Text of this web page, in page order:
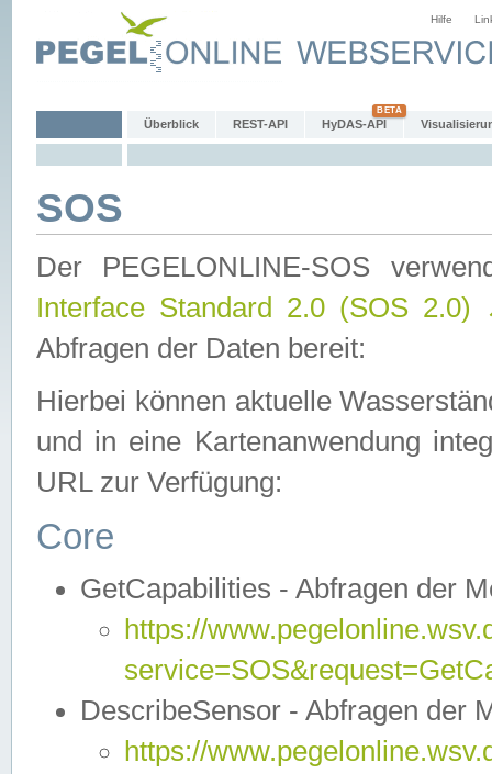
Hilfe
Überblick REST-API HyDAS-API
SOS
Der PEGELONLINE-SOS
Interface Standard 2.0 (SOS 2.0)
Abfragen der Daten bereit:
Hierbei können aktuelle
und in eine Kartenanwendung
URL zur Verfügung:
Core
GetCapabilities - Abfragen der
https://
DescribeSensor - Abfragen der
https://